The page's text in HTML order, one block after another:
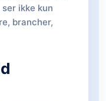
ikke kun
brancher,